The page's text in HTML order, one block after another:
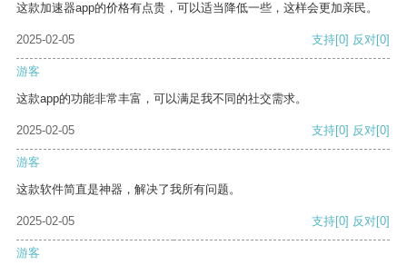
这款加速器app的价格有点贵，可以适当降低一些，这样会更加亲民。
2025-02-05 支持[0] 反对[0]
游客
这款app的功能非常丰富，可以满足我不同的社交需求。
2025-02-05 支持[0] 反对[0]
游客
这款软件简直是神器，解决了我所有问题。
2025-02-05 支持[0] 反对[0]
游客